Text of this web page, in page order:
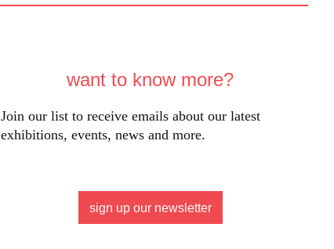
want to know more?
Join our list to receive emails about our latest
exhibitions, events, news and more.
sign up our newsletter